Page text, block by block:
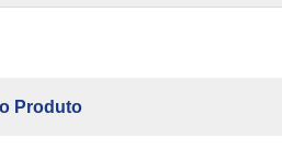
Produto